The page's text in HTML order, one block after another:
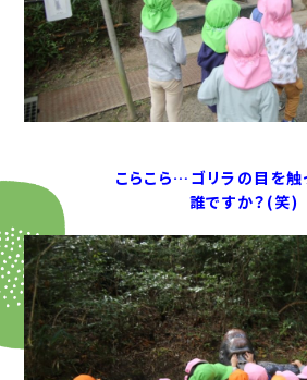
こらこら…ゴリラの目を触
誰ですか？(笑)